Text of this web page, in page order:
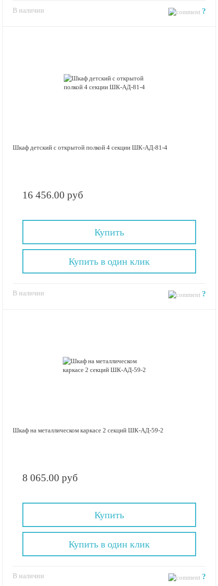
В наличии ?
Шкаф детский с открытой полкой 4 секции ШК-АД-81-4
16 456.00 руб
Купить
В наличии ?
Купить в один клик
Шкаф на металлическом каркасе 2 секций ШК-АД-59-2
8 065.00 руб
Купить
В наличии ?
Купить в один клик